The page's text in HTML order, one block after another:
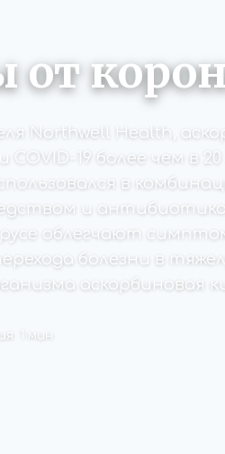
Northwell Health,
19 более чем в
в
и
облегчают
болезни в
аскорбиновая
1 мин